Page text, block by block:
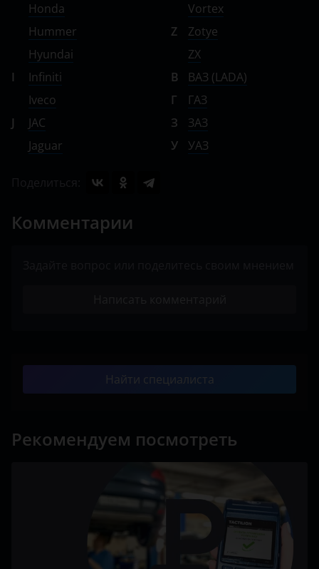
Honda
Hummer
Hyundai
I
Infiniti
Iveco
J
JAC
Jaguar
Vortex
Z
Zotye
ZX
В
ВАЗ (LADA)
Г
ГАЗ
З
ЗАЗ
У
УАЗ
Комментарии
Найти специалиста
Рекомендуем посмотреть